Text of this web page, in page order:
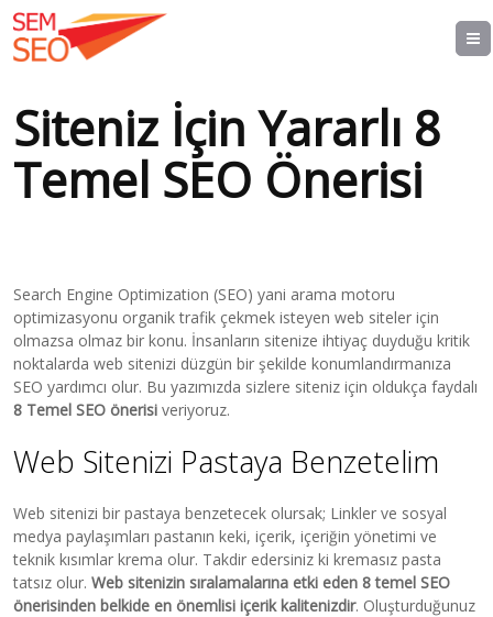
Siteniz İçin Yararlı 8
Temel SEO Önerisi
Search Engine Optimization (SEO) yani arama motoru
optimizasyonu organik trafik çekmek isteyen web siteler için
olmazsa olmaz bir konu. İnsanların sitenize ihtiyaç duyduğu kritik
noktalarda web sitenizi düzgün bir şekilde konumlandırmanıza
SEO yardımcı olur. Bu yazımızda sizlere siteniz için oldukça faydalı
8 Temel SEO önerisi veriyoruz.
Web Sitenizi Pastaya Benzetelim
Web sitenizi bir pastaya benzetecek olursak; Linkler ve sosyal
medya paylaşımları pastanın keki, içerik, içeriğin yönetimi ve
teknik kısımlar krema olur. Takdir edersiniz ki kremasız pasta
tatsız olur.Web sitenizin sıralamalarına etki eden 8 temel SEO
önerisinden belkide en önemlisi içerik kalitenizdir. Oluşturduğunuz